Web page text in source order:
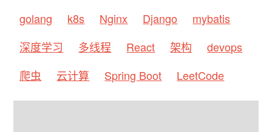
golang
k8s Nginx Django
mybatis
深度学习
多线程 React 架构
devops
爬虫
云计算 Spring Boot LeetCode